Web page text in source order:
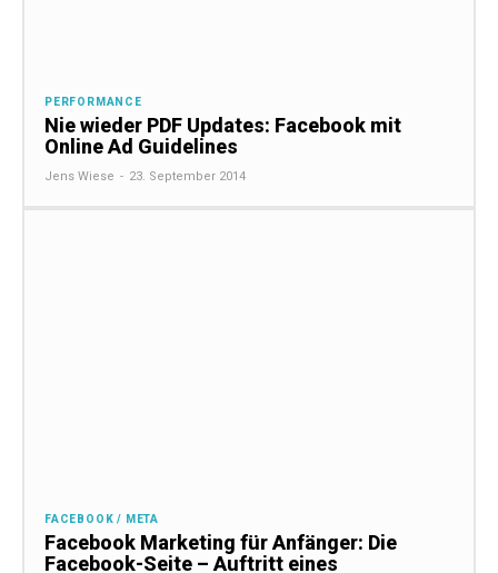
PERFORMANCE
Nie wieder PDF Updates: Facebook mit
Online Ad Guidelines
Jens Wiese - 23. September 2014
FACEBOOK / META
Facebook Marketing für Anfänger: Die
Facebook-Seite – Auftritt eines